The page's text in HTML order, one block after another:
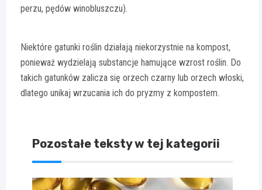
perzu, pędów winobluszczu).
Niektóre gatunki roślin działają niekorzystnie na kompost,
ponieważ wydzielają substancje hamujące wzrost roślin. Do
takich gatunków zalicza się orzech czarny lub orzech włoski,
dlatego unikaj wrzucania ich do pryzmy z kompostem.
Pozostałe teksty w tej kategorii